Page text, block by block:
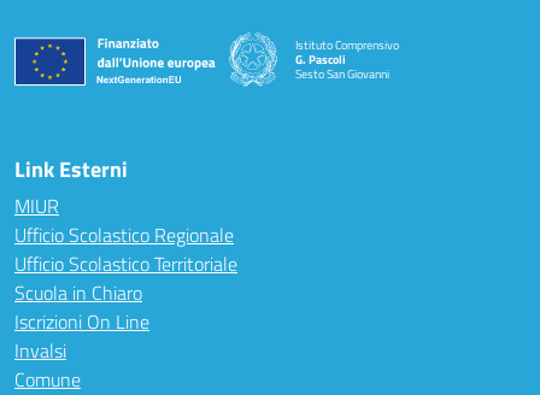
Istituto Comprensivo
G. Pascoli
Sesto San Giovanni
Link Esterni
MIUR
Ufficio Scolastico Regionale
Ufficio Scolastico Territoriale
Scuola in Chiaro
Iscrizioni On Line
Invalsi
Comune